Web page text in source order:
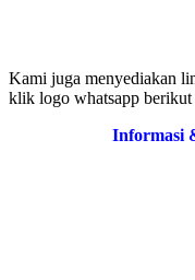
Kami juga menyediakan
klik logo whatsapp
Informasi